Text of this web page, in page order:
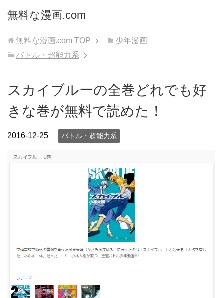
無料な漫画.com
無料な漫画.com TOP
少年漫画
バトル・超能力系
スカイブルーの全巻どれでも好
きな巻が無料で読めた！
2016-12-25 バトル・超能力系